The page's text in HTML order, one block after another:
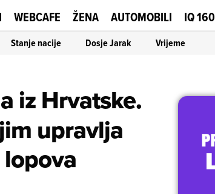
WEBCAFE ŽENA AUTOMOBILI IQ 160
Stanje nacije Dosje Jarak Vrijeme
iz Hrvatske.
upravlja